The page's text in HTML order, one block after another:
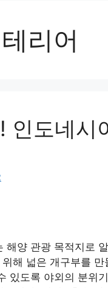
리어
인도네시
해양 관광 목적지로
해 넓은 개구부를
있도록 야외의 분위